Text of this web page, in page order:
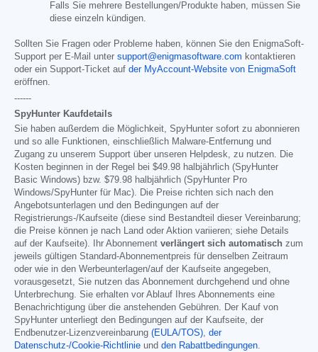
Falls Sie mehrere Bestellungen/Produkte haben, müssen Sie
diese einzeln kündigen.
Sollten Sie Fragen oder Probleme haben, können Sie den EnigmaSoft-
Support per E-Mail unter support@enigmasoftware.com kontaktieren
oder ein Support-Ticket auf der MyAccount-Website von EnigmaSoft
eröffnen.
------
SpyHunter Kaufdetails
Sie haben außerdem die Möglichkeit, SpyHunter sofort zu abonnieren
und so alle Funktionen, einschließlich Malware-Entfernung und
Zugang zu unserem Support über unseren Helpdesk, zu nutzen. Die
Kosten beginnen in der Regel bei $49.98 halbjährlich (SpyHunter
Basic Windows) bzw. $79.98 halbjährlich (SpyHunter Pro
Windows/SpyHunter für Mac). Die Preise richten sich nach den
Angebotsunterlagen und den Bedingungen auf der
Registrierungs-/Kaufseite (diese sind Bestandteil dieser Vereinbarung;
die Preise können je nach Land oder Aktion variieren; siehe Details
auf der Kaufseite). Ihr Abonnement verlängert sich automatisch zum
jeweils gültigen Standard-Abonnementpreis für denselben Zeitraum
oder wie in den Werbeunterlagen/auf der Kaufseite angegeben,
vorausgesetzt, Sie nutzen das Abonnement durchgehend und ohne
Unterbrechung. Sie erhalten vor Ablauf Ihres Abonnements eine
Benachrichtigung über die anstehenden Gebühren. Der Kauf von
SpyHunter unterliegt den Bedingungen auf der Kaufseite, der
Endbenutzer-Lizenzvereinbarung (EULA/TOS), der
Datenschutz-/Cookie-Richtlinie und den Rabattbedingungen.